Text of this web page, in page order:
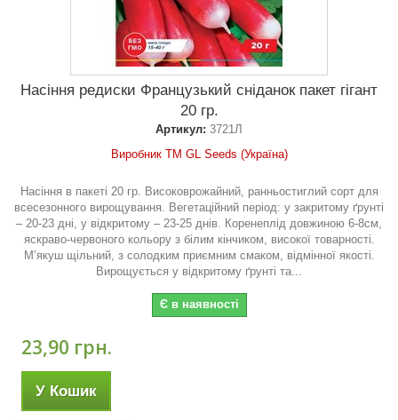
Насіння редиски Французький сніданок пакет гігант
20 гр.
Артикул: 3721Л
Виробник ТМ GL Seeds (Україна)
Насіння в пакеті 20 гр. Високоврожайний, ранньостиглий сорт для
всесезонного вирощування. Вегетаційний період: у закритому ґрунті
– 20-23 дні, у відкритому – 23-25 днів. Коренеплід довжиною 6-8см,
яскраво-червоного кольору з білим кінчиком, високої товарності.
М’якуш щільний, з солодким приємним смаком, відмінної якості.
Вирощується у відкритому ґрунті та...
Є в наявності
23,90 грн.
У Кошик